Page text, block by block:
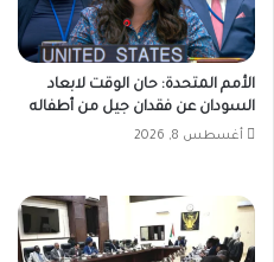
الأمم المتحدة: حان الوقت لابعاد
السودان عن فقدان جيل من أطفاله
أغسطس 8, 2026